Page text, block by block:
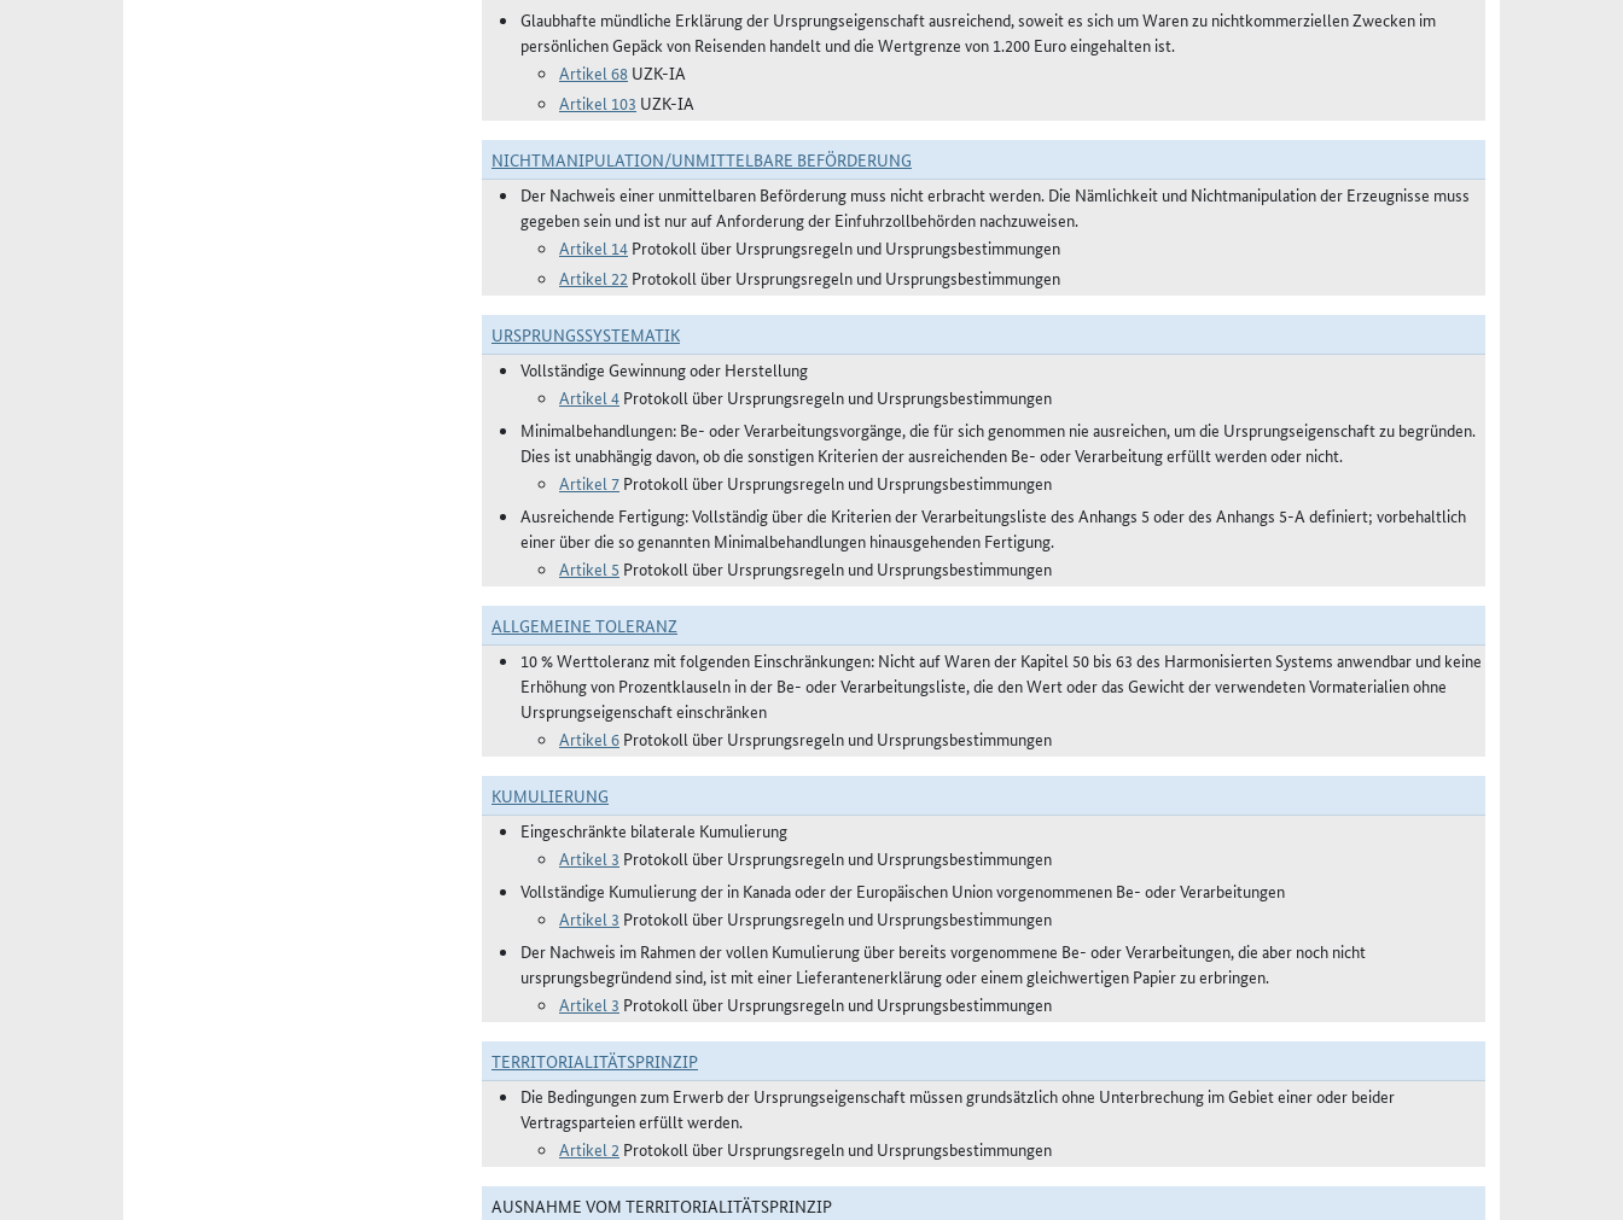
Glaubhafte mündliche Erklärung der Ursprungseigenschaft ausreichend, soweit es sich um Waren zu nichtkommerziellen Zwecken im
persönlichen Gepäck von Reisenden handelt und die Wertgrenze von 1.200 Euro eingehalten ist.
Artikel 68 UZK-IA
Artikel 103 UZK-IA
NICHTMANIPULATION/UNMITTELBARE BEFÖRDERUNG
Der Nachweis einer unmittelbaren Beförderung muss nicht erbracht werden. Die Nämlichkeit und Nichtmanipulation der Erzeugnisse muss
gegeben sein und ist nur auf Anforderung der Einfuhrzollbehörden nachzuweisen.
Artikel 14 Protokoll über Ursprungsregeln und Ursprungsbestimmungen
Artikel 22 Protokoll über Ursprungsregeln und Ursprungsbestimmungen
URSPRUNGSSYSTEMATIK
Vollständige Gewinnung oder Herstellung
Artikel 4 Protokoll über Ursprungsregeln und Ursprungsbestimmungen
Minimalbehandlungen: Be- oder Verarbeitungsvorgänge, die für sich genommen nie ausreichen, um die Ursprungseigenschaft zu begründen.
Dies ist unabhängig davon, ob die sonstigen Kriterien der ausreichenden Be- oder Verarbeitung erfüllt werden oder nicht.
Artikel 7 Protokoll über Ursprungsregeln und Ursprungsbestimmungen
Ausreichende Fertigung: Vollständig über die Kriterien der Verarbeitungsliste des Anhangs 5 oder des Anhangs 5-A definiert; vorbehaltlich
einer über die so genannten Minimalbehandlungen hinausgehenden Fertigung.
Artikel 5 Protokoll über Ursprungsregeln und Ursprungsbestimmungen
ALLGEMEINE TOLERANZ
10 % Werttoleranz mit folgenden Einschränkungen: Nicht auf Waren der Kapitel 50 bis 63 des Harmonisierten Systems anwendbar und keine
Erhöhung von Prozentklauseln in der Be- oder Verarbeitungsliste, die den Wert oder das Gewicht der verwendeten Vormaterialien ohne
Ursprungseigenschaft einschränken
Artikel 6 Protokoll über Ursprungsregeln und Ursprungsbestimmungen
KUMULIERUNG
Eingeschränkte bilaterale Kumulierung
Artikel 3 Protokoll über Ursprungsregeln und Ursprungsbestimmungen
Vollständige Kumulierung der in Kanada oder der Europäischen Union vorgenommenen Be- oder Verarbeitungen
Artikel 3 Protokoll über Ursprungsregeln und Ursprungsbestimmungen
Der Nachweis im Rahmen der vollen Kumulierung über bereits vorgenommene Be- oder Verarbeitungen, die aber noch nicht
ursprungsbegründend sind, ist mit einer Lieferantenerklärung oder einem gleichwertigen Papier zu erbringen.
Artikel 3 Protokoll über Ursprungsregeln und Ursprungsbestimmungen
TERRITORIALITÄTSPRINZIP
Die Bedingungen zum Erwerb der Ursprungseigenschaft müssen grundsätzlich ohne Unterbrechung im Gebiet einer oder beider
Vertragsparteien erfüllt werden.
Artikel 2 Protokoll über Ursprungsregeln und Ursprungsbestimmungen
AUSNAHME VOM TERRITORIALITÄTSPRINZIP